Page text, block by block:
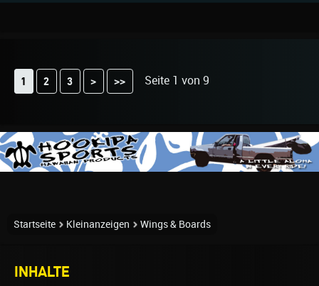
1 2 3 > >> Seite 1 von 9
Startseite Kleinanzeigen Wings & Boards
INHALTE